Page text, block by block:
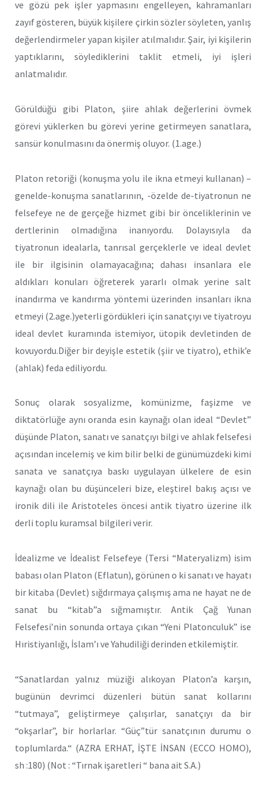
ve gözü pek işler yapmasını engelleyen, kahramanları
zayıf gösteren, büyük kişilere çirkin sözler söyleten, yanlış
değerlendirmeler yapan kişiler atılmalıdır. Şair, iyi kişilerin
yaptıklarını, söylediklerini taklit etmeli, iyi işleri
anlatmalıdır.
Görüldüğü gibi Platon, şiire ahlak değerlerini övmek
görevi yüklerken bu görevi yerine getirmeyen sanatlara,
sansür konulmasını da önermiş oluyor. (1.age.)
Platon retoriği (konuşma yolu ile ikna etmeyi kullanan) –
genelde-konuşma sanatlarının, -özelde de-tiyatronun ne
felsefeye ne de gerçeğe hizmet gibi bir önceliklerinin ve
dertlerinin olmadığına inanıyordu. Dolayısıyla da
tiyatronun idealarla, tanrısal gerçeklerle ve ideal devlet
ile bir ilgisinin olamayacağına; dahası insanlara ele
aldıkları konuları öğreterek yararlı olmak yerine salt
inandırma ve kandırma yöntemi üzerinden insanları ikna
etmeyi (2.age.)yeterli gördükleri için sanatçıyı ve tiyatroyu
ideal devlet kuramında istemiyor, ütopik devletinden de
kovuyordu.Diğer bir deyişle estetik (şiir ve tiyatro), ethik’e
(ahlak) feda ediliyordu.
Sonuç olarak sosyalizme, komünizme, faşizme ve
diktatörlüğe aynı oranda esin kaynağı olan ideal “Devlet”
düşünde Platon, sanatı ve sanatçıyı bilgi ve ahlak felsefesi
açısından incelemiş ve kim bilir belki de günümüzdeki kimi
sanata ve sanatçıya baskı uygulayan ülkelere de esin
kaynağı olan bu düşünceleri bize, eleştirel bakış açısı ve
ironik dili ile Aristoteles öncesi antik tiyatro üzerine ilk
derli toplu kuramsal bilgileri verir.
İdealizme ve İdealist Felsefeye (Tersi “Materyalizm) isim
babası olan Platon (Eflatun), görünen o ki sanatı ve hayatı
bir kitaba (Devlet) sığdırmaya çalışmış ama ne hayat ne de
sanat bu “kitab”a sığmamıştır. Antik Çağ Yunan
Felsefesi’nin sonunda ortaya çıkan “Yeni Platonculuk” ise
Hıristiyanlığı, İslam’ı ve Yahudiliği derinden etkilemiştir.
“Sanatlardan yalnız müziği alıkoyan Platon’a karşın,
bugünün devrimci düzenleri bütün sanat kollarını
“tutmaya”, geliştirmeye çalışırlar, sanatçıyı da bir
“okşarlar”, bir horlarlar. “Güç”tür sanatçının durumu o
toplumlarda.“ (AZRA ERHAT, İŞTE İNSAN (ECCO HOMO),
sh :180) (Not : “Tırnak işaretleri “ bana ait S.A.)